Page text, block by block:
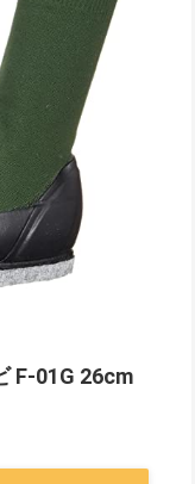
F-01G 26cm